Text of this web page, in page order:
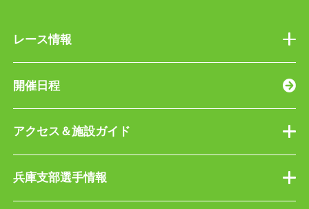
レース情報
開催日程
アクセス＆施設ガイド
兵庫支部選手情報